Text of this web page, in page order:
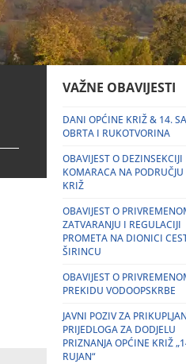
VAŽNE OBAVIJESTI
DANI OPĆINE KRIŽ & 14.
OBRTA I RUKOTVORINA
OBAVIJEST O DEZINSEKCIJI
KOMARACA NA PODRUČJU
KRIŽ
OBAVIJEST O
ZATVARANJU I REGULACIJI
PROMETA NA DIONICI
ŠIRINCU
OBAVIJEST O
PREKIDU VODOOPSKRBE
JAVNI POZIV ZA
PRIJEDLOGA ZA DODJELU
PRIZNANJA OPĆINE KRIŽ
RUJAN“